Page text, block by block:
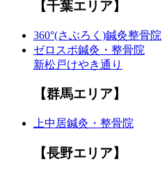
【千葉エリア】
360°(さぶろく)鍼灸整骨院
ゼロスポ鍼灸・整骨院
新松戸けやき通り
【群馬エリア】
上中居鍼灸・整骨院
【長野エリア】